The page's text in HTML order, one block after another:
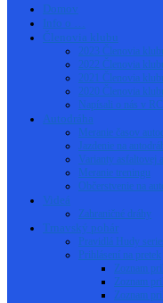
Domov
Info o …
Členovia klubu
2023 Členovia
2022 Členovia
2021 Členovia
2020 Členovia
Napísali o nás v
Autodráha
Meranie časov
Jazdenie na
Varianty asfaltovej
Meranie treningu
Občerstvenie na
Videá
Zahraničné dráhy
Trnavský pohár
Pravidlá Hudy
Prihlásení na pretek
Zoznam
Zoznam
Zoznam